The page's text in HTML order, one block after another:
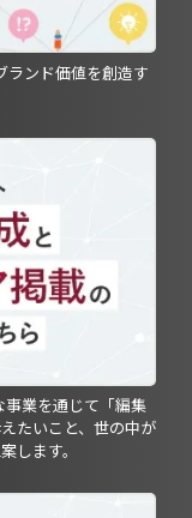
ランド価値を創造す
業を通じて「編集
たいこと、世の中が
します。